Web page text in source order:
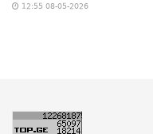
12:55 08-05-2026